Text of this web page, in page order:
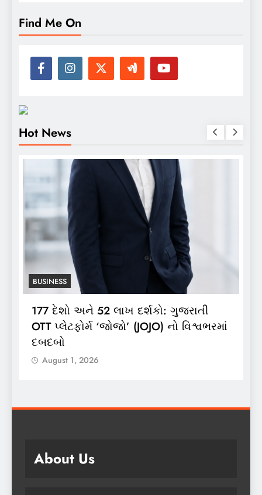
Find Me On
Hot News
BUSINESS
ભારતગેસ દ્વારા ગ્રાહકો માટે ‘ભારતગેસ
લાઈટ ઝીપ’ 10 કિલો કંપોઝિટ સિલિન્ડરનું
લોન્ચિંગ
August 1, 2026
About Us